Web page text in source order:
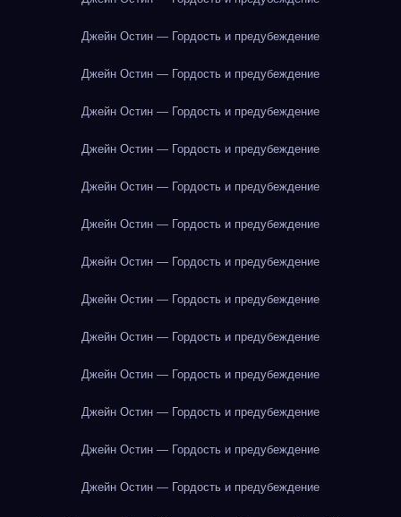
Джейн Остин — Гордость и предубеждение
Джейн Остин — Гордость и предубеждение
Джейн Остин — Гордость и предубеждение
Джейн Остин — Гордость и предубеждение
Джейн Остин — Гордость и предубеждение
Джейн Остин — Гордость и предубеждение
Джейн Остин — Гордость и предубеждение
Джейн Остин — Гордость и предубеждение
Джейн Остин — Гордость и предубеждение
Джейн Остин — Гордость и предубеждение
Джейн Остин — Гордость и предубеждение
Джейн Остин — Гордость и предубеждение
Джейн Остин — Гордость и предубеждение